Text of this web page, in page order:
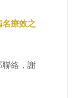
療效之
聯絡，謝